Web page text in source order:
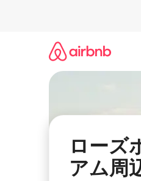
ローズ
アム⁠周⁠